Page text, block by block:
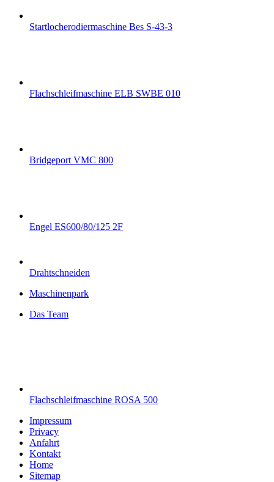
Startlocherodiermaschine Bes S-43-3
Flachschleifmaschine ELB SWBE 010
Bridgeport VMC 800
Engel ES600/80/125 2F
Drahtschneiden
Maschinenpark
Das Team
Flachschleifmaschine ROSA 500
Impressum
Privacy
Anfahrt
Kontakt
Home
Sitemap